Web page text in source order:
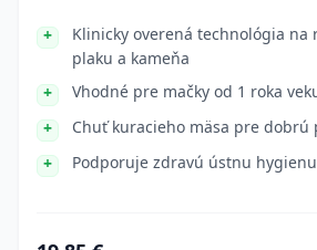
Klinicky overená technológia na
plaku a kameňa
Vhodné pre mačky od 1 roka
Chuť kuracieho mäsa pre
Podporuje zdravú ústnu